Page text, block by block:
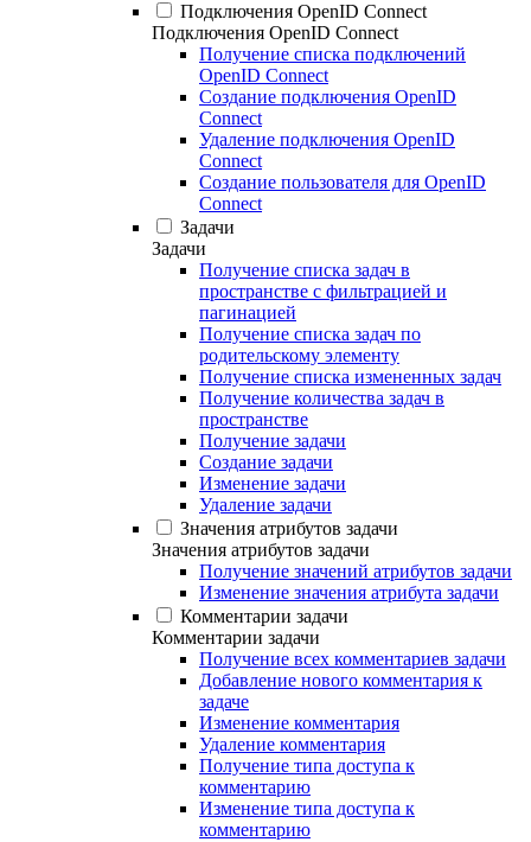
Подключения OpenID Connect
Подключения OpenID Connect
Получение списка подключений
OpenID Connect
Создание подключения OpenID
Connect
Удаление подключения OpenID
Connect
Создание пользователя для OpenID
Connect
Задачи
Задачи
Получение списка задач в
пространстве с фильтрацией и
пагинацией
Получение списка задач по
родительскому элементу
Получение списка измененных задач
Получение количества задач в
пространстве
Получение задачи
Создание задачи
Изменение задачи
Удаление задачи
Значения атрибутов задачи
Значения атрибутов задачи
Получение значений атрибутов задачи
Изменение значения атрибута задачи
Комментарии задачи
Комментарии задачи
Получение всех комментариев задачи
Добавление нового комментария к
задаче
Изменение комментария
Удаление комментария
Получение типа доступа к
комментарию
Изменение типа доступа к
комментарию